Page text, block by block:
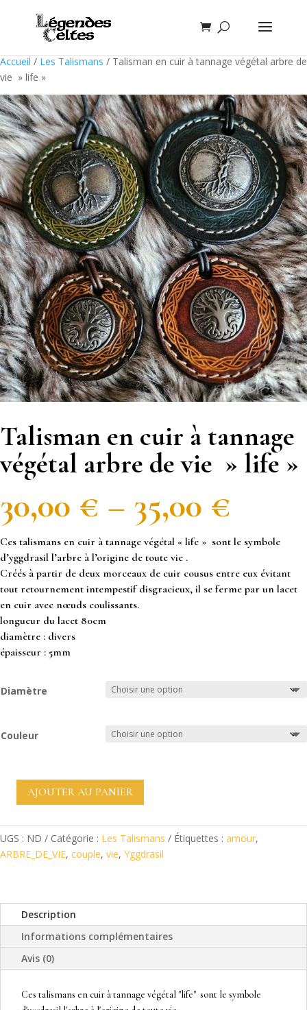
Accueil / Les Talismans / Talisman en cuir à tannage végétal arbre de
vie » life »
Talisman en cuir à tannage
végétal arbre de vie » life »
30,00 € – 35,00 €
Ces talismans en cuir à tannage végétal « life » sont le symbole
d’yggdrasil l’arbre à l’origine de toute vie .
Créés à partir de deux morceaux de cuir cousus entre eux évitant
tout retournement intempestif disgracieux, il se ferme par un lacet
en cuir avec nœuds coulissants.
longueur du lacet 80cm
diamètre : divers
épaisseur : 5mm
Diamètre
Couleur
quantité
végétal
arbre
"
AJOUTER AU PANIER
UGS : ND Catégorie : Les Talismans Étiquettes : amour,
ARBRE_DE_VIE, couple, vie, Yggdrasil
Description
Informations complémentaires
Avis (0)
Ces talismans en cuir à tannage végétal "life" sont le symbole